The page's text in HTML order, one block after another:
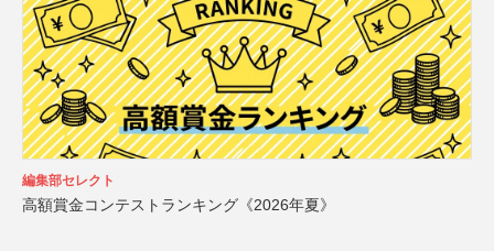
編集部セレクト
高額賞金コンテストランキング《2026年夏》